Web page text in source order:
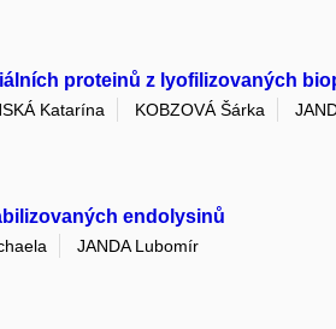
proteinů z lyofilizovaných
Katarína KOBZOVÁ Šárka
endolysinů
JANDA Lubomír